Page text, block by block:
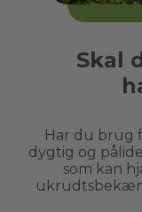
Skal
Har du brug
dygtig og
som kan